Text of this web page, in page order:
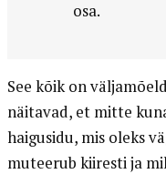
osa.
See kõik on
näitavad, et mitte
haigusidu, mis oleks
muteerub kiiresti ja